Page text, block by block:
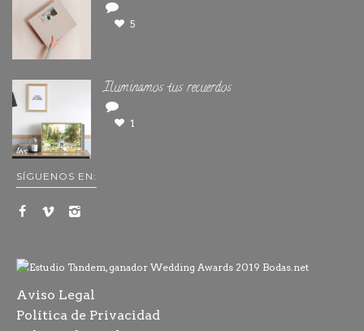
5
Iluminamos tus recuerdos
1
SÍGUENOS EN:
Aviso Legal
Política de Privacidad